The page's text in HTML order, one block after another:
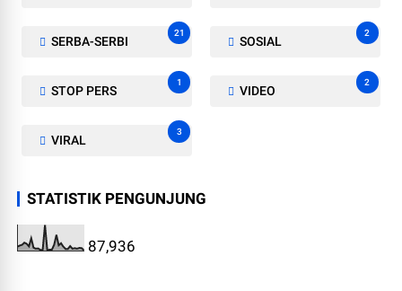
SERBA-SERBI
21
SOSIAL
2
STOP PERS
1
VIDEO
2
VIRAL
3
STATISTIK PENGUNJUNG
87,936